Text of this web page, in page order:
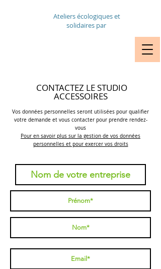
Ateliers écologiques et
solidaires par
CONTACTEZ LE STUDIO
ACCESSOIRES
Vos données personnelles seront utilisées pour qualifier
votre demande et vous contacter pour prendre rendez-
vous
Pour en savoir plus sur la gestion de vos données
personnelles et pour exercer vos droits